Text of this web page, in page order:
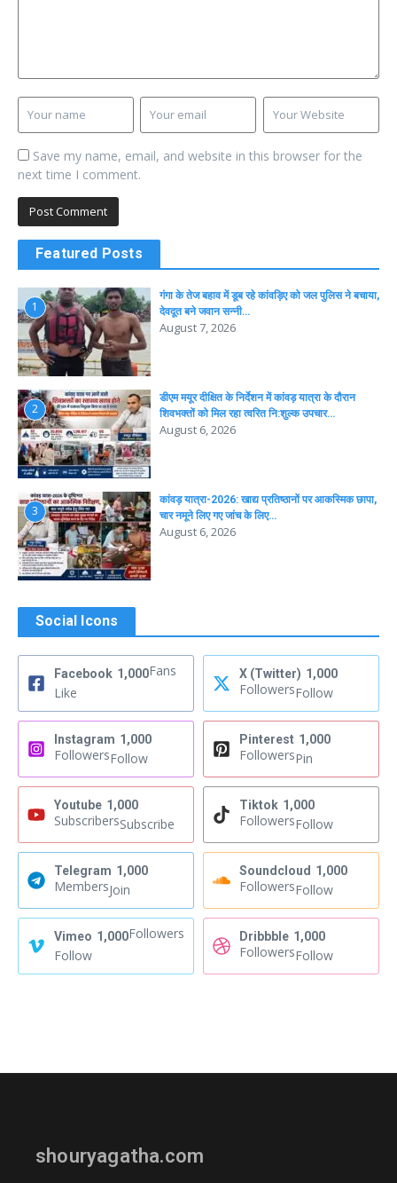
Save my name, email, and website in this browser for the
next time I comment.
Featured Posts
1
गंगा के तेज बहाव में डूब रहे कांवड़िए को जल पुलिस ने बचाया,
देवदूत बने जवान सन्नी…
August 7, 2026
2
डीएम मयूर दीक्षित के निर्देशन में कांवड़ यात्रा के दौरान
शिवभक्तों को मिल रहा त्वरित नि:शुल्क उपचार…
August 6, 2026
3
कांवड़ यात्रा-2026: खाद्य प्रतिष्ठानों पर आकस्मिक छापा,
चार नमूने लिए गए जांच के लिए…
August 6, 2026
Social Icons
Facebook 1,000Fans
Like
X (Twitter) 1,000
FollowersFollow
Instagram 1,000
FollowersFollow
Pinterest 1,000
FollowersPin
Youtube 1,000
SubscribersSubscribe
Tiktok 1,000
FollowersFollow
Telegram 1,000
MembersJoin
Soundcloud 1,000
FollowersFollow
Vimeo 1,000Followers
Follow
Dribbble 1,000
FollowersFollow
shouryagatha.com